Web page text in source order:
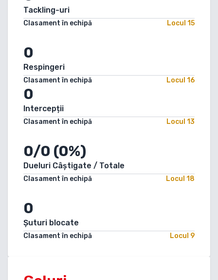
Tackling-uri
Clasament în echipă Locul 15
0
Respingeri
Clasament în echipă Locul 16
0
Intercepții
Clasament în echipă Locul 13
0/0 (0%)
Dueluri Câștigate / Totale
Clasament în echipă Locul 18
0
Șuturi blocate
Clasament în echipă Locul 9